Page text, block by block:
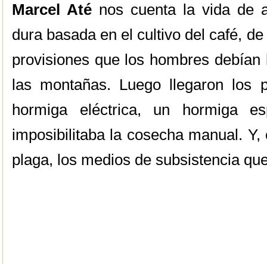
Marcel Até nos cuenta la vida de
dura basada en el cultivo del café,
provisiones que los hombres
las montañas. Luego llegaron los
hormiga eléctrica, un hormiga
imposibilitaba la cosecha manual.
plaga, los medios de subsistencia